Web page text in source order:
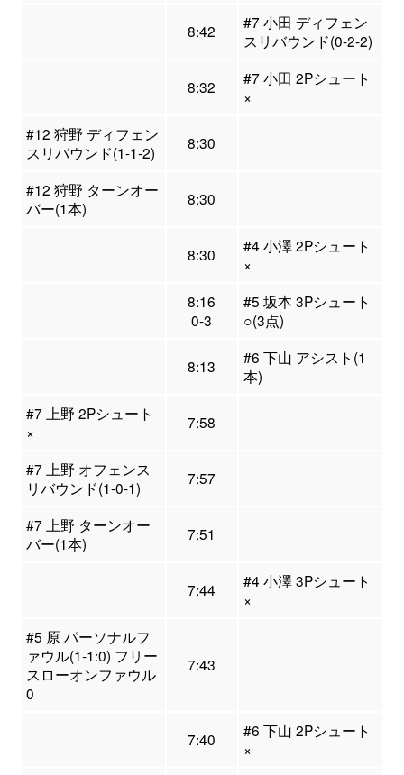
8:42
#7 小田 ディフェン
スリバウンド(0-2-2)
8:32
#7 小田 2Pシュート
×
#12 狩野 ディフェン
スリバウンド(1-1-2)
8:30
#12 狩野 ターンオー
バー(1本)
8:30
8:30
#4 小澤 2Pシュート
×
8:16
0-3
#5 坂本 3Pシュート
○(3点)
8:13
#6 下山 アシスト(1
本)
#7 上野 2Pシュート
×
7:58
#7 上野 オフェンス
リバウンド(1-0-1)
7:57
#7 上野 ターンオー
バー(1本)
7:51
7:44
#4 小澤 3Pシュート
×
#5 原 パーソナルフ
ァウル(1-1:0) フリー
スローオンファウル
0
7:43
7:40
#6 下山 2Pシュート
×